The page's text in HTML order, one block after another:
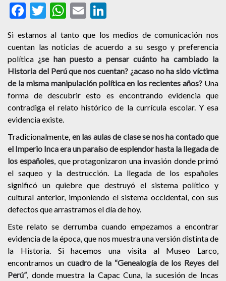
Facebook
Twitter
WhatsApp
Email
Si estamos al tanto que los medios de comunicación nos
cuentan las noticias de acuerdo a su sesgo y preferencia
política ¿se han puesto a pensar cuánto ha cambiado la
Historia del Perú que nos cuentan? ¿acaso no ha sido víctima
de la misma manipulación política en los recientes años? Una
forma de descubrir esto es encontrando evidencia que
contradiga el relato histórico de la currícula escolar. Y esa
evidencia existe.
Tradicionalmente, en las aulas de clase se nos ha contado que
el Imperio Inca era un paraíso de esplendor hasta la llegada de
los españoles, que protagonizaron una invasión donde primó
el saqueo y la destrucción. La llegada de los españoles
significó un quiebre que destruyó el sistema político y
cultural anterior, imponiendo el sistema occidental, con sus
defectos que arrastramos el día de hoy.
Este relato se derrumba cuando empezamos a encontrar
evidencia de la época, que nos muestra una versión distinta de
la Historia. Si hacemos una visita al Museo Larco,
encontramos un cuadro de la “Genealogía de los Reyes del
Perú”, donde muestra la Capac Cuna, la sucesión de Incas